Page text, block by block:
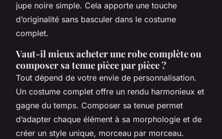
jupe noire simple. Cela apporte une touche
d’originalité sans basculer dans le costume
complet.
Vaut-il mieux acheter une robe complète ou
composer sa tenue pièce par pièce ?
Tout dépend de votre envie de personnalisation.
Un costume complet offre un rendu harmonieux et
gagne du temps. Composer sa tenue permet
d’adapter chaque élément à sa morphologie et de
créer un style unique, morceau par morceau.